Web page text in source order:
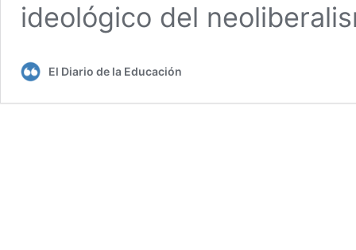
ideológico del
El Diario de la Educación